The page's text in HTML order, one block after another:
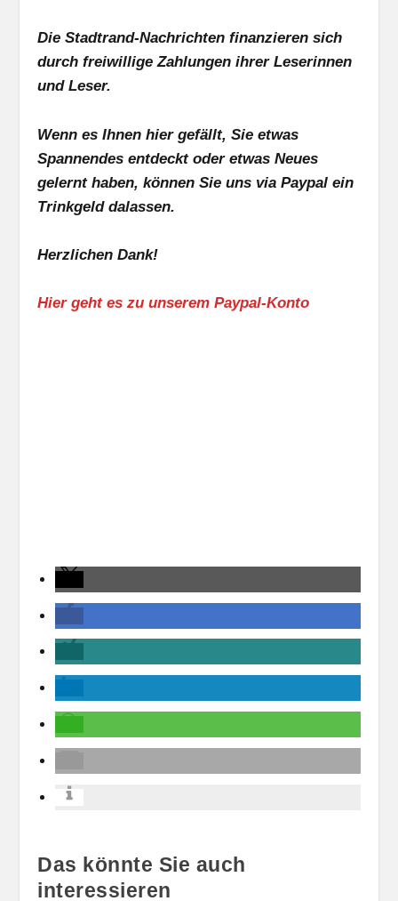
Die Stadtrand-Nachrichten finanzieren sich
durch freiwillige Zahlungen ihrer Leserinnen
und Leser.
Wenn es Ihnen hier gefällt, Sie etwas
Spannendes entdeckt oder etwas Neues
gelernt haben, können Sie uns via Paypal ein
Trinkgeld dalassen.
Herzlichen Dank!
Hier geht es zu unserem Paypal-Konto
Das könnte Sie auch
interessieren